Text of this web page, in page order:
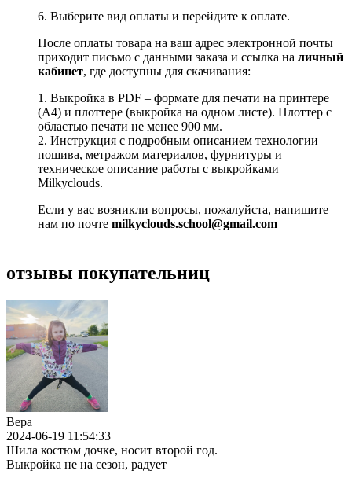
6. Выберите вид оплаты и перейдите к оплате.
После оплаты товара на ваш адрес электронной почты
приходит письмо с данными заказа и ссылка на личный
кабинет, где доступны для скачивания:
1. Выкройка в PDF – формате для печати на принтере
(А4) и плоттере (выкройка на одном листе). Плоттер с
областью печати не менее 900 мм.
2. Инструкция с подробным описанием технологии
пошива, метражом материалов, фурнитуры и
техническое описание работы с выкройками
Milkyclouds.
Если у вас возникли вопросы, пожалуйста, напишите
нам по почте milkyclouds.school@gmail.com
отзывы покупательниц
Вера
2024-06-19 11:54:33
Шила костюм дочке, носит второй год.
Выкройка не на сезон, радует